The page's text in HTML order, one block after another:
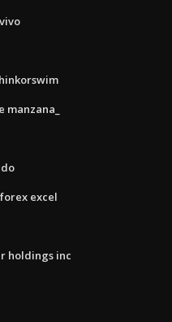
excel
holdings inc